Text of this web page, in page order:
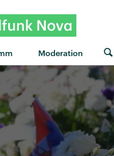
Moderation
"Collar" von Sophie Meiers ·